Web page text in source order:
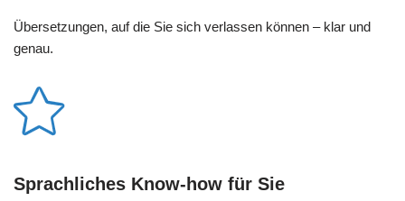
Übersetzungen, auf die Sie sich verlassen können – klar und
genau.
Sprachliches Know-how für Sie